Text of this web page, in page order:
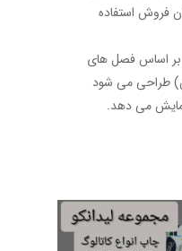
فروش استفاده
بر اساس فصل ‌های
طراحی می ‌شود
می‌ دهد.